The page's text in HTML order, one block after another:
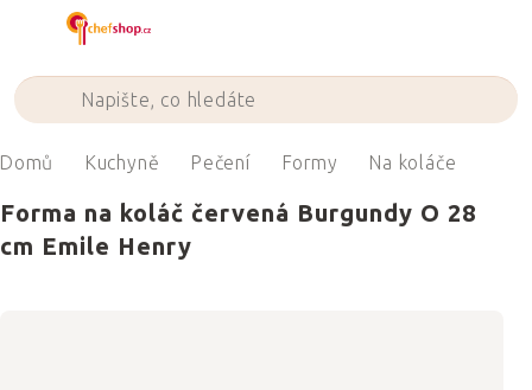
Domů Kuchyně Pečení Formy Na koláče
Forma na koláč červená Burgundy O 28
cm Emile Henry